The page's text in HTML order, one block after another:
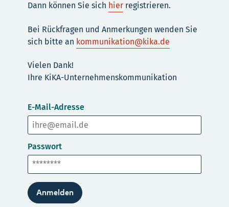
Dann können Sie sich hier registrieren.
Bei Rückfragen und Anmerkungen wenden Sie
sich bitte an kommunikation@kika.de
Vielen Dank!
Ihre KiKA-Unternehmenskommunikation
E-Mail-Adresse
Passwort
Anmelden